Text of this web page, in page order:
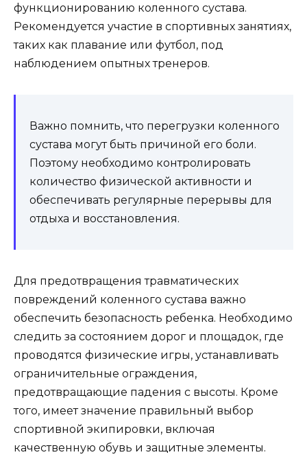
функционированию коленного сустава.
Рекомендуется участие в спортивных занятиях,
таких как плавание или футбол, под
наблюдением опытных тренеров.
Важно помнить, что перегрузки коленного
сустава могут быть причиной его боли.
Поэтому необходимо контролировать
количество физической активности и
обеспечивать регулярные перерывы для
отдыха и восстановления.
Для предотвращения травматических
повреждений коленного сустава важно
обеспечить безопасность ребенка. Необходимо
следить за состоянием дорог и площадок, где
проводятся физические игры, устанавливать
ограничительные ограждения,
предотвращающие падения с высоты. Кроме
того, имеет значение правильный выбор
спортивной экипировки, включая
качественную обувь и защитные элементы.